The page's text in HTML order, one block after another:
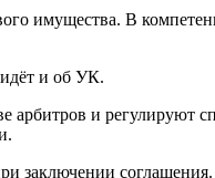
имущества. В
и об УК.
арбитров и
заключении соглашения.